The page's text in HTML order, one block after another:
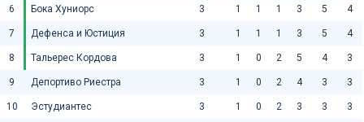
6 Бока Хуниорс 3 1 1 1 3 5 4
7 Дефенса и Юстиция 3 1 1 1 3 5 4
8 Тальерес Кордова 3 1 0 2 5 4 3
9 Депортиво Риестра 3 1 0 2 4 3 3
10 Эстудиантес 3 1 0 2 3 3 3